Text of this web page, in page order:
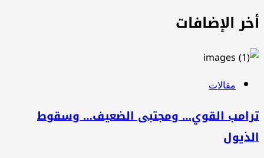
أخر الإضافات
مقالات
ترامب القوي… ومجتبى الضعيف… وسقوط
الذيول